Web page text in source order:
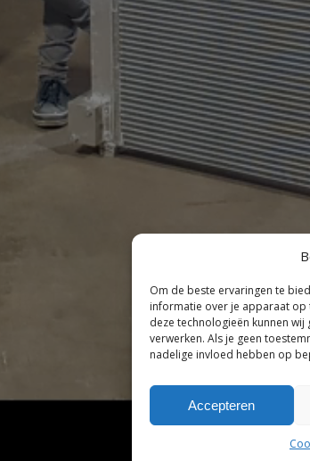
Om de beste ervaringen te
informatie over je apparaat op
deze technologieën kunnen
verwerken. Als je geen
nadelige invloed hebben op
Accepteren
en Radiateurenbedrijf.
voor consumenten| Zakelijke
Geen officiële samenwerking tenzij anders